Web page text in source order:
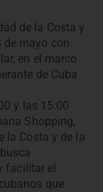
de la Costa y
de mayo con
en el marco
de Cuba
y las 15:00
Shopping,
la Costa y de la
facilitar el
que